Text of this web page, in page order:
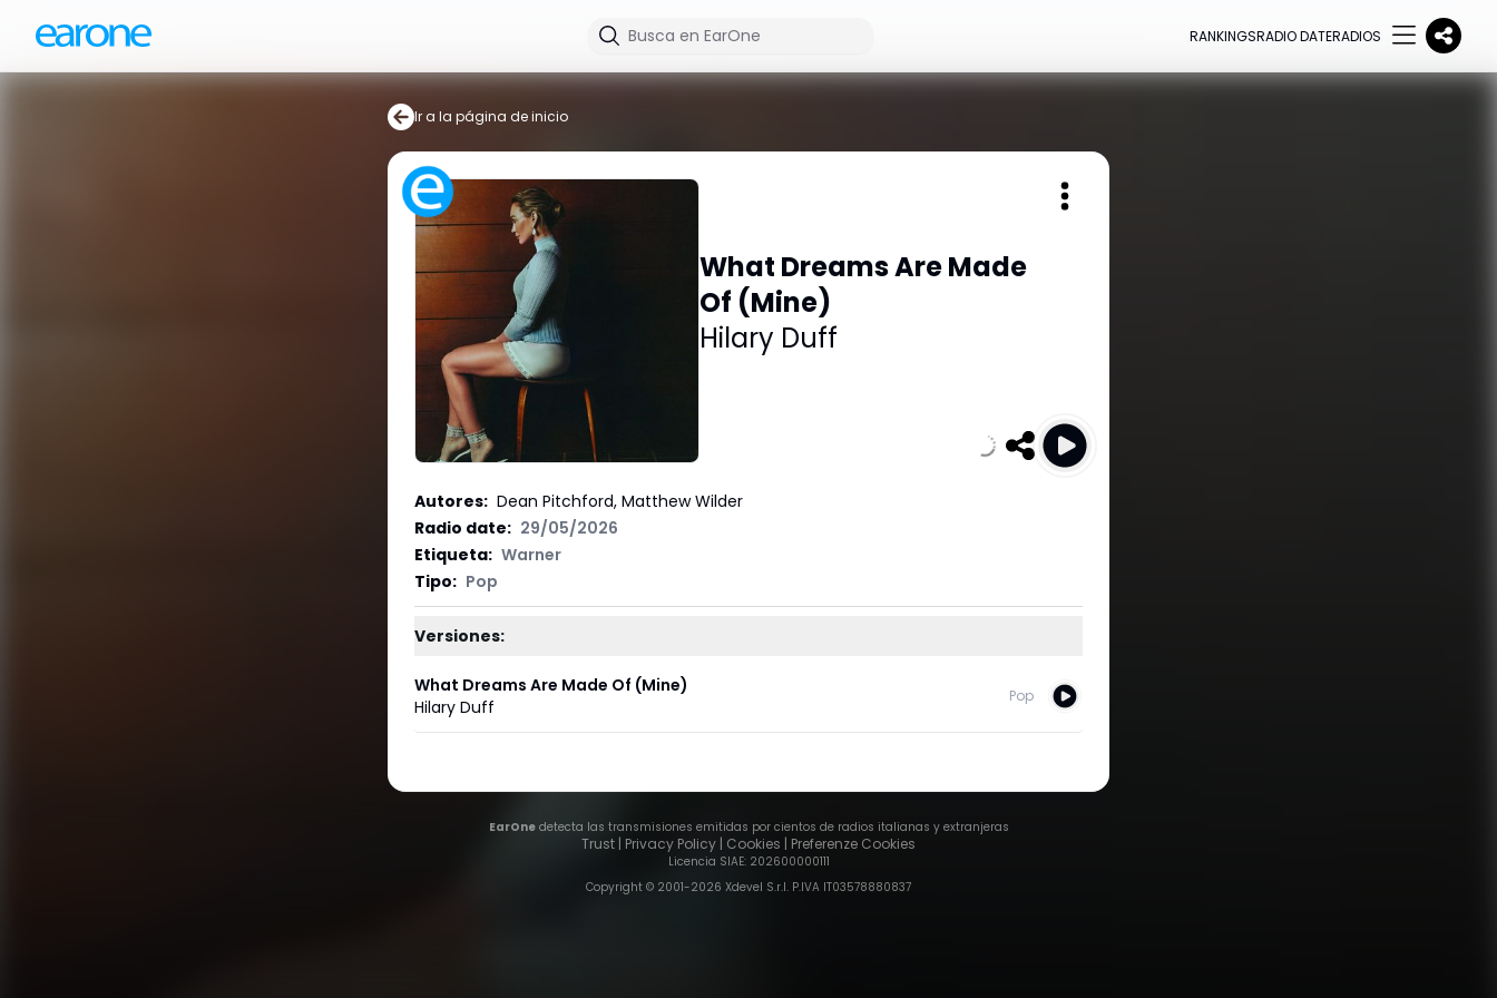
RANKINGSRADIO DATERADIOS
Ir a la página de inicio
What Dreams Are Made
Of (Mine)
Hilary Duff
Autores: Dean Pitchford, Matthew Wilder
Radio date: 29/05/2026
Etiqueta: Warner
Tipo: Pop
Versiones:
What Dreams Are Made Of (Mine)
Hilary Duff
Pop
EarOne detecta las transmisiones emitidas por cientos de radios italianas y extranjeras
Trust | Privacy Policy | Cookies | Preferenze Cookies
Licencia SIAE: 202600000111
Copyright © 2001-2026 Xdevel S.r.l. P.IVA IT03578880837